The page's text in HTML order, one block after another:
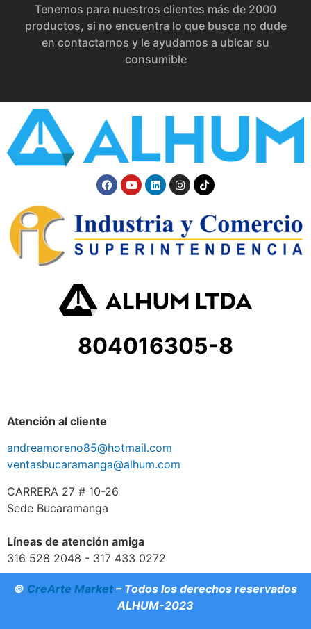
Tenemos para nuestros clientes más de 2000
productos, si no encuentra lo que busca no dude
en contactarnos y le ayudamos a ubicar su
consumible
804016305-8
Atención al cliente
andreamoreno85@hotmail.com
ventasbucaramanga@alhum.com
CARRERA 27 # 10-26
Sede Bucaramanga
Líneas de atención amiga
316 528 2048 - 317 433 0272
© CreArte Market – Todos los derechos reservados
ALHUM-2023